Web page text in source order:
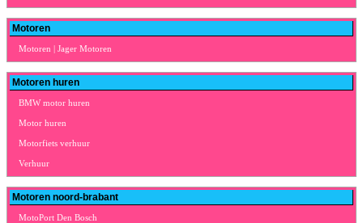
Motoren
Motoren | Jager Motoren
Motoren huren
BMW motor huren
Motor huren
Motorfiets verhuur
Verhuur
Motoren noord-brabant
MotoPort Den Bosch